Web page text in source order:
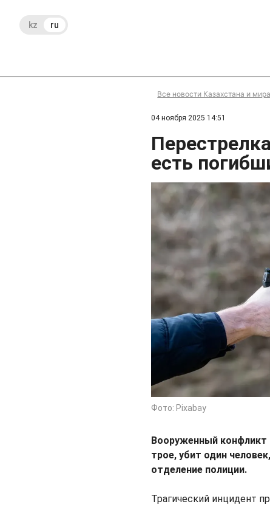
kz ru
Все новости Казахстана и мира
04 ноября 2025 14:51
есть
Фото: Pixabay
Вооруженный конфликт
трое, убит один
отделение полиции.
Трагический инцидент